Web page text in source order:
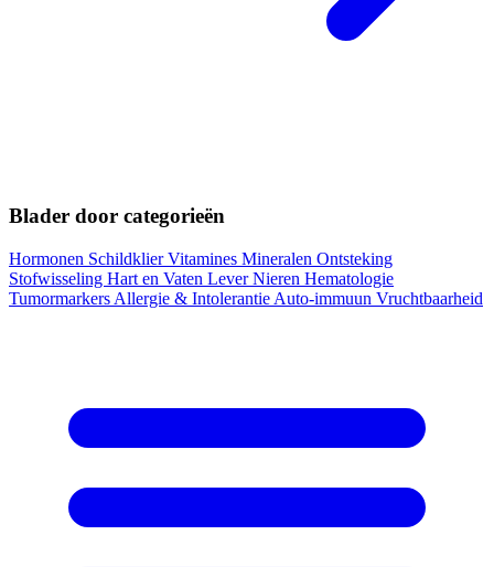
Blader door categorieën
Hormonen SchildklierVitamines Mineralen Ontsteking
Stofwisseling Hart en Vaten LeverNieren Hematologie
Tumormarkers Allergie & Intolerantie Auto-immuun Vruchtbaarheid